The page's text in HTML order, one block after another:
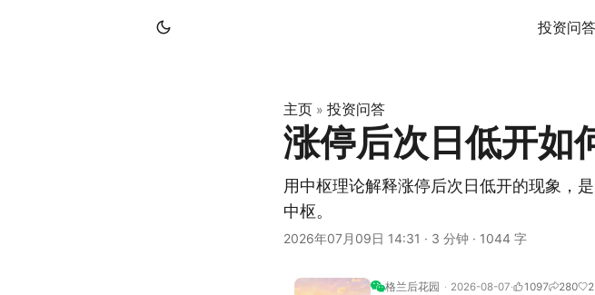
投资问答
主页 » 投资问答
涨停后次日低开如
用中枢理论解释涨停后次日低开的现象，
中枢。
2026年07月09日 14:31 · 3 分钟 · 1044 字
格兰后花园 2026-08-07 1097 280